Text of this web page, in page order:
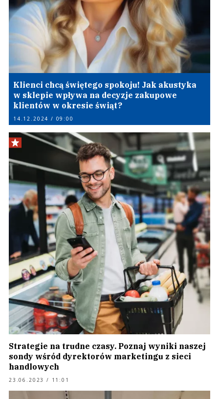
Klienci chcą świętego spokoju! Jak akustyka
w sklepie wpływa na decyzje zakupowe
klientów w okresie świąt?
14.12.2024 / 09:00
Strategie na trudne czasy. Poznaj wyniki naszej
sondy wśród dyrektorów marketingu z sieci
handlowych
23.06.2023 / 11:01